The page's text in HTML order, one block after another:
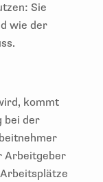
Sie
wie der
kommt
bei der
Arbeitgeber